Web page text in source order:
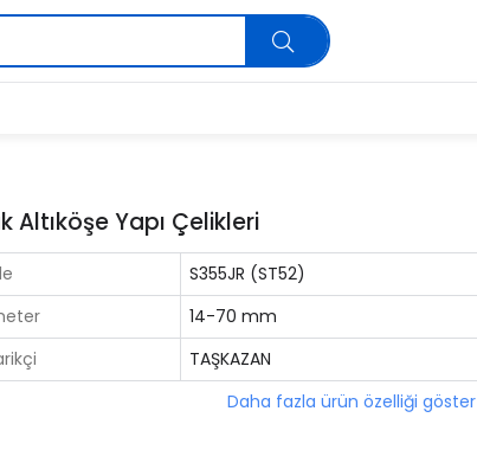
Altıköşe Yapı Çelikleri
S355JR (ST52)
14-70 mm
TAŞKAZAN
Daha fazla ürün özelliği göster